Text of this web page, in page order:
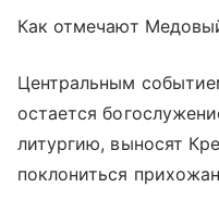
Как отмечают
Центральным
остается
литургию, выносят
поклониться